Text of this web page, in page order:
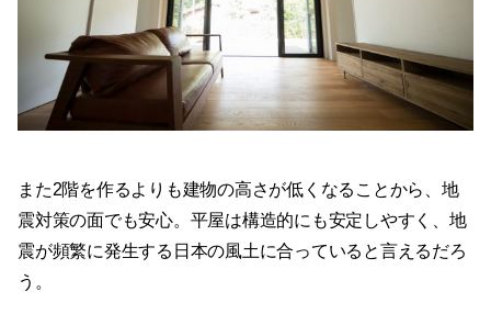
また2階を作るよりも建物の高さが低くなることから、地
震対策の面でも安心。平屋は構造的にも安定しやすく、地
震が頻繁に発生する日本の風土に合っていると言えるだろ
う。